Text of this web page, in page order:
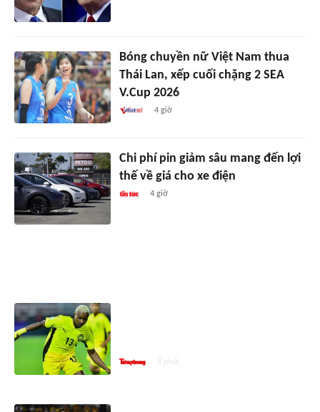
Bóng chuyền nữ Việt Nam thua
Thái Lan, xếp cuối chặng 2 SEA
V.Cup 2026
4 giờ
Chi phí pin giảm sâu mang đến lợi
thế về giá cho xe điện
4 giờ
8 phút